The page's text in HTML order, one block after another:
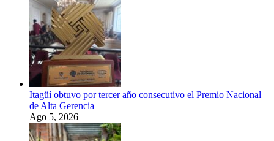
Itagüí obtuvo por tercer año consecutivo el Premio Nacional
de Alta Gerencia
Ago 5, 2026